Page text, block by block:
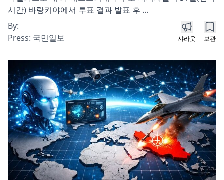
시간) 바랑키야에서 투표 결과 발표 후 ...
By:
Press: 국민일보 샤라웃 보관